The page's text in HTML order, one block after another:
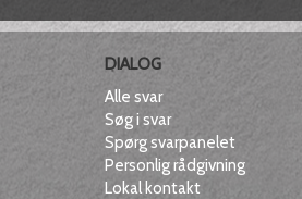
DIALOG
Alle svar
Søg i svar
Spørg svarpanelet
Personlig rådgivning
Lokal kontakt